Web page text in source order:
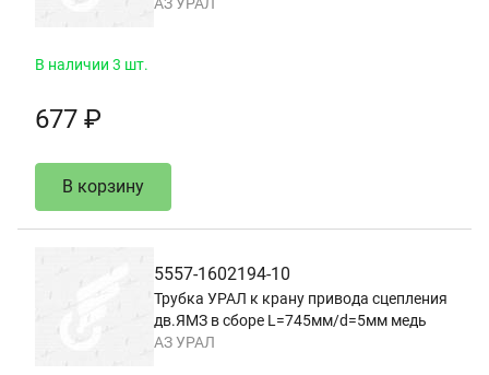
В наличии 3 шт.
677 ₽
В корзину
5557-1602194-10
Трубка УРАЛ к крану привода сцепления
дв.ЯМЗ в сборе L=745мм/d=5мм медь
АЗ УРАЛ